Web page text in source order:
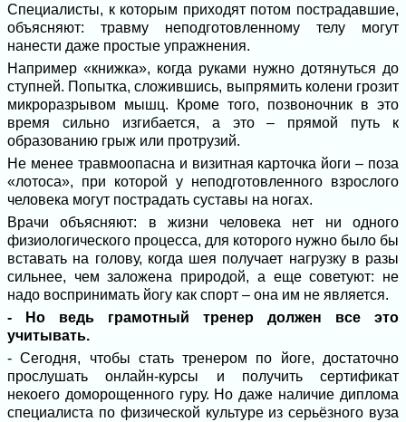
Специалисты, к которым приходят потом пострадавшие,
объясняют: травму неподготовленному телу могут
нанести даже простые упражнения.
Например «книжка», когда руками нужно дотянуться до
ступней. Попытка, сложившись, выпрямить колени грозит
микроразрывом мышц. Кроме того, позвоночник в это
время сильно изгибается, а это – прямой путь к
образованию грыж или протрузий.
Не менее травмоопасна и визитная карточка йоги – поза
«лотоса», при которой у неподготовленного взрослого
человека могут пострадать суставы на ногах.
Врачи объясняют: в жизни человека нет ни одного
физиологического процесса, для которого нужно было бы
вставать на голову, когда шея получает нагрузку в разы
сильнее, чем заложена природой, а еще советуют: не
надо воспринимать йогу как спорт – она им не является.
- Но ведь грамотный тренер должен все это
учитывать.
- Сегодня, чтобы стать тренером по йоге, достаточно
прослушать онлайн-курсы и получить сертификат
некоего доморощенного гуру. Но даже наличие диплома
специалиста по физической культуре из серьёзного вуза